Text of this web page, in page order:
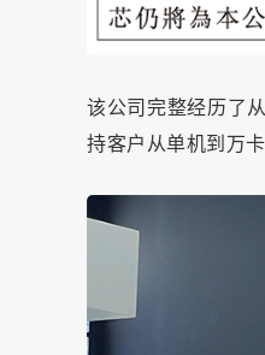
该公司完整经历了
持客户从单机到万